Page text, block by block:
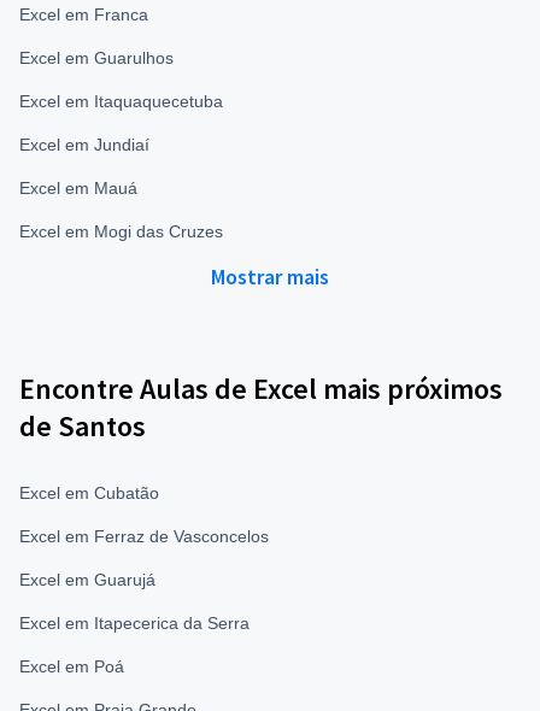
Excel em Franca
Excel em Guarulhos
Excel em Itaquaquecetuba
Excel em Jundiaí
Excel em Mauá
Excel em Mogi das Cruzes
Mostrar mais
Encontre Aulas de Excel mais próximos
de Santos
Excel em Cubatão
Excel em Ferraz de Vasconcelos
Excel em Guarujá
Excel em Itapecerica da Serra
Excel em Poá